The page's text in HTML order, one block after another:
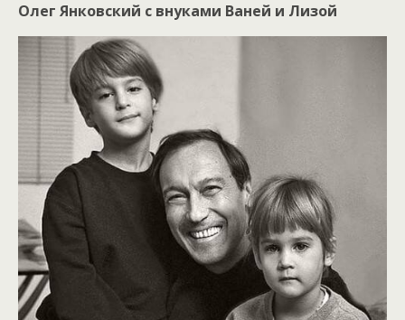
Олег Янковский с внуками Ваней и Лизой